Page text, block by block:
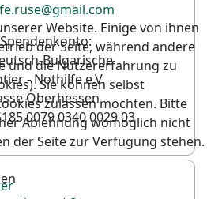
Bulgarische
- Nothilfe e.V.
Oberhessen
0079 0340 0029 03
Website. Einige von ihnen
der Seite, während andere
und die Nutzererfahrung zu
Sie können selbst
zulassen möchten. Bitte
Ablehnung womöglich nicht
der Seite zur Verfügung stehen.